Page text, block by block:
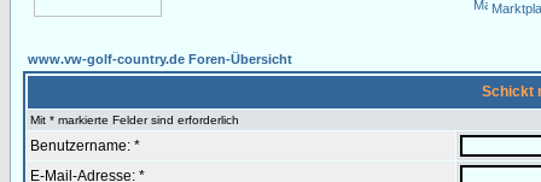
www.vw-golf-country.de Foren-Übersicht
Schickt
Mit * markierte Felder sind erforderlich
Benutzername: *
E-Mail-Adresse: *